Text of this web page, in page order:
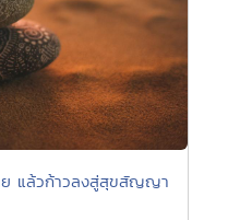
าย แล้วก้าวลงสู่สุขสัญญา